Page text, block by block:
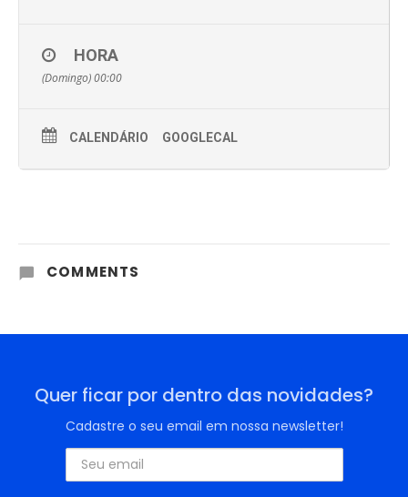
HORA
(Domingo) 00:00
CALENDÁRIO GOOGLECAL
COMMENTS
Quer ficar por dentro das novidades?
Cadastre o seu email em nossa newsletter!